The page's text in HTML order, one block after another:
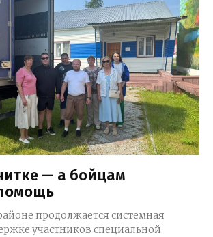
— а бойцам
продолжается системная
участников специальной